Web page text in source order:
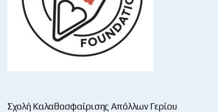
Σχολή Καλαθοσφαίρισης Απόλλων Γερίου